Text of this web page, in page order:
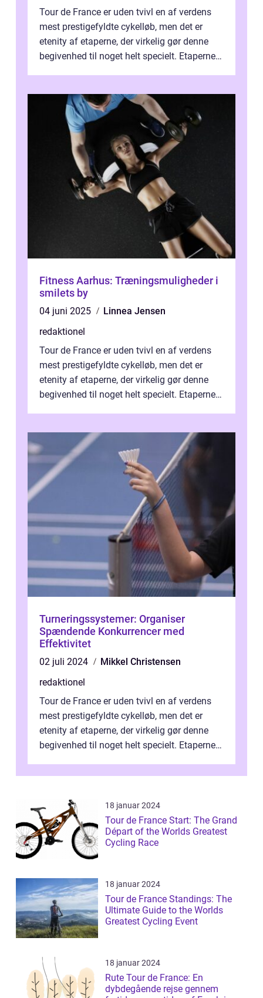
Tour de France er uden tvivl en af verdens
mest prestigefyldte cykelløb, men det er
etenity af etaperne, der virkelig gør denne
begivenhed til noget helt specielt. Etaperne i
Fitness Aarhus: Træningsmuligheder i
smilets by
04 juni 2025
Linnea Jensen
redaktionel
Tour de France er uden tvivl en af verdens
mest prestigefyldte cykelløb, men det er
etenity af etaperne, der virkelig gør denne
begivenhed til noget helt specielt. Etaperne i
Turneringssystemer: Organiser
Spændende Konkurrencer med
Effektivitet
02 juli 2024
Mikkel Christensen
redaktionel
Tour de France er uden tvivl en af verdens
mest prestigefyldte cykelløb, men det er
etenity af etaperne, der virkelig gør denne
begivenhed til noget helt specielt. Etaperne i
18 januar 2024
Tour de France Start: The Grand
Départ of the Worlds Greatest
Cycling Race
18 januar 2024
Tour de France Standings: The
Ultimate Guide to the Worlds
Greatest Cycling Event
18 januar 2024
Rute Tour de France: En
dybdegående rejse gennem